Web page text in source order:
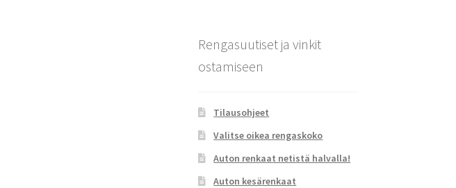
Rengasuutiset ja vinkit
ostamiseen
Tilausohjeet
Valitse oikea rengaskoko
Auton renkaat netistä halvalla!
Auton kesärenkaat